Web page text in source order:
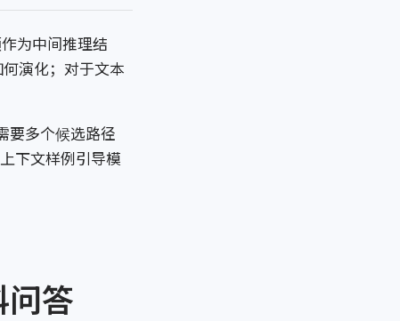
为中间推理结
演化；对于文本
要多个候选路径
下文样例引导模
问答